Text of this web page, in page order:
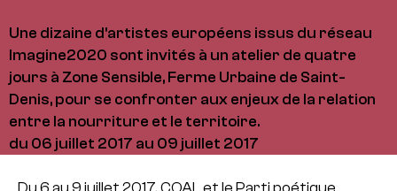
Une dizaine d'artistes européens issus du réseau
Imagine2020 sont invités à un atelier de quatre
jours à Zone Sensible, Ferme Urbaine de Saint-
Denis, pour se confronter aux enjeux de la relation
entre la nourriture et le territoire.
du 06 juillet 2017 au 09 juillet 2017
Du 6 au 9 juillet 2017, COAL et le Parti poétique